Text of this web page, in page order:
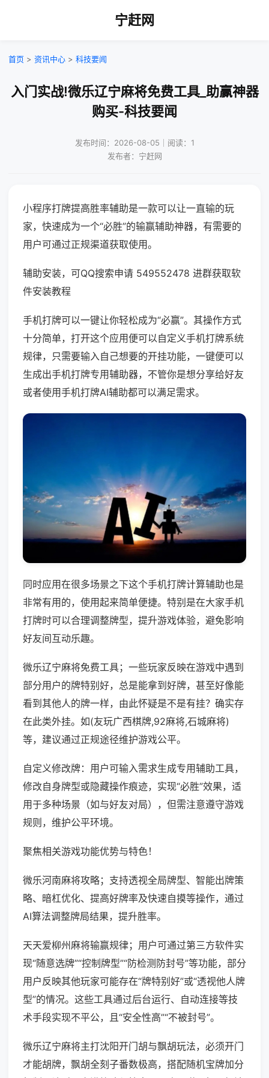
宁赶网
首页 > 资讯中心 > 科技要闻
入门实战!微乐辽宁麻将免费工具_助赢神器
购买-科技要闻
发布时间：2026-08-05｜阅读：1
发布者：宁赶网
小程序打牌提高胜率辅助是一款可以让一直输的玩
家，快速成为一个“必胜”的输赢辅助神器，有需要的
用户可通过正规渠道获取使用。
辅助安装，可QQ搜索申请 549552478 进群获取软
件安装教程
手机打牌可以一键让你轻松成为“必赢”。其操作方式
十分简单，打开这个应用便可以自定义手机打牌系统
规律，只需要输入自己想要的开挂功能，一键便可以
生成出手机打牌专用辅助器，不管你是想分享给好友
或者使用手机打牌AI辅助都可以满足需求。
同时应用在很多场景之下这个手机打牌计算辅助也是
非常有用的，使用起来简单便捷。特别是在大家手机
打牌时可以合理调整牌型，提升游戏体验，避免影响
好友间互动乐趣。
微乐辽宁麻将免费工具；一些玩家反映在游戏中遇到
部分用户的牌特别好，总是能拿到好牌，甚至好像能
看到其他人的牌一样，由此怀疑是不是有挂？确实存
在此类外挂。如(友玩广西棋牌,92麻将,石城麻将)
等，建议通过正规途径维护游戏公平。
自定义修改牌：用户可输入需求生成专用辅助工具，
修改自身牌型或隐藏操作痕迹，实现“必胜”效果，适
用于多种场景（如与好友对局），但需注意遵守游戏
规则，维护公平环境。
聚焦相关游戏功能优势与特色！
微乐河南麻将攻略；支持透视全局牌型、智能出牌策
略、暗杠优化、提高好牌率及快速自摸等操作，通过
AI算法调整牌局结果，提升胜率。
天天爱柳州麻将输赢规律；用户可通过第三方软件实
现“随意选牌”“控制牌型”“防检测防封号”等功能，部分
用户反映其他玩家可能存在“牌特别好”或“透视他人牌
型”的情况。这些工具通过后台运行、自动连接等技
术手段实现不平公，且“安全性高”“不被封号”。
微乐辽宁麻将主打沈阳开门胡与飘胡玩法，必须开门
才能胡牌，飘胡全刻子番数极高，搭配随机宝牌加分